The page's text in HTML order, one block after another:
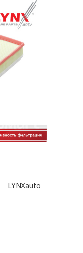
LYNXauto